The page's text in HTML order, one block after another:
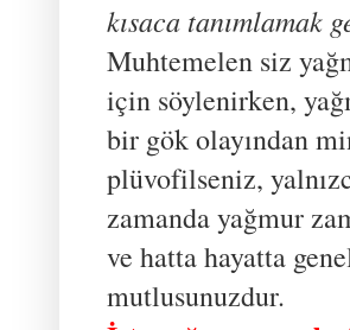
kısaca tanımlamak
Muhtemelen siz
için söylenirken,
bir gök olayından
plüvofilseniz,
zamanda yağmur
ve hatta hayatta
mutlusunuzdur.